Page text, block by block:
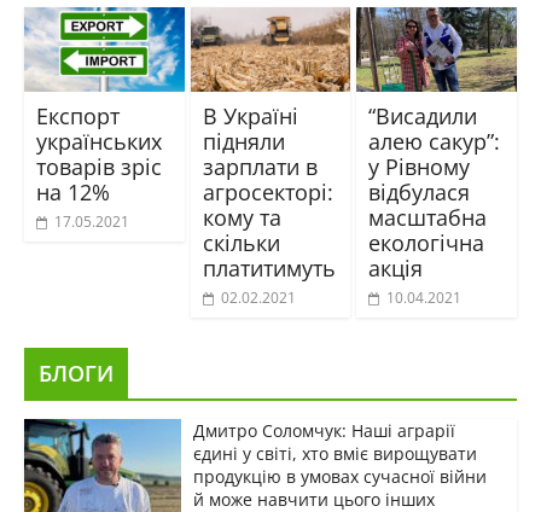
Експорт
українських
товарів зріс
на 12%
17.05.2021
В Україні
підняли
зарплати в
агросекторі:
кому та
скільки
платитимуть
02.02.2021
“Висадили
алею сакур”:
у Рівному
відбулася
масштабна
екологічна
акція
10.04.2021
БЛОГИ
Дмитро Соломчук: Наші аграрії
єдині у світі, хто вміє вирощувати
продукцію в умовах сучасної війни
й може навчити цього інших